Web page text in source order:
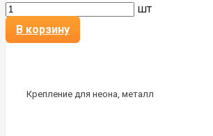
шт
В корзину
Крепление для неона, металл